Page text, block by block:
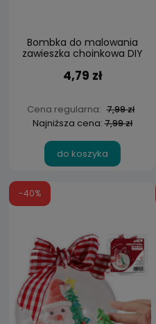
Bombka do malowania
zawieszka choinkowa DIY
4,79 zł
Cena regularna: 7,99 zł
Najniższa cena:7,99 zł
do koszyka
-40%